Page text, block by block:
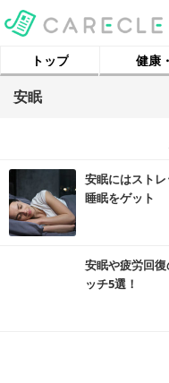
トップ 健康
安眠
安眠にはスト
睡眠をゲット
安眠や疲労回
ッチ5選！